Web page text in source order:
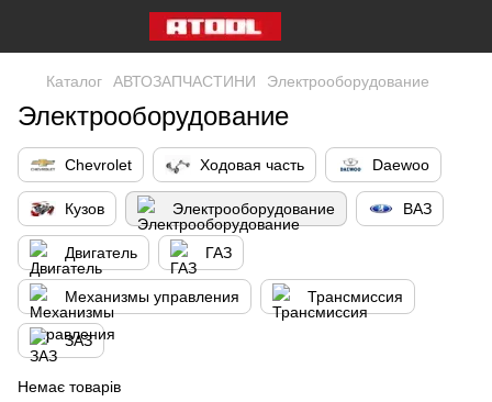
Каталог АВТОЗАПЧАСТИНИ Электрооборудование
Электрооборудование
Chevrolet Ходовая часть Daewoo
Кузов Электрооборудование ВАЗ
Двигатель ГАЗ
Механизмы управления Трансмиссия
ЗАЗ
Немає товарів